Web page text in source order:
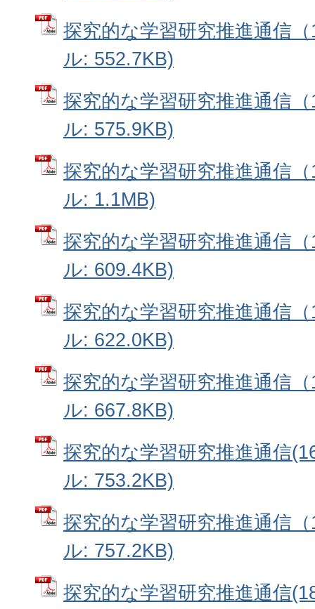
探究的な学習研究推進通信
ル: 552.7KB)
探究的な学習研究推進通信
ル: 575.9KB)
探究的な学習研究推進通信
ル: 1.1MB)
探究的な学習研究推進通信
ル: 609.4KB)
探究的な学習研究推進通信
ル: 622.0KB)
探究的な学習研究推進通信
ル: 667.8KB)
探究的な学習研究推進通信
ル: 753.2KB)
探究的な学習研究推進通信
ル: 757.2KB)
探究的な学習研究推進通信